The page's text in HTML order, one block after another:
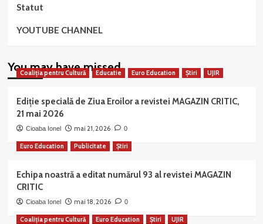
Statut
YOUTUBE CHANNEL
You may have missed
Coaliția pentru Cultură Educatie Euro Education Știri UJIR
Ediție specială de Ziua Eroilor a revistei MAGAZIN CRITIC,
21 mai 2026
Cioaba Ionel mai 21, 2026 0
Euro Education Publicitate Știri
Echipa noastră a editat numărul 93 al revistei MAGAZIN
CRITIC
Cioaba Ionel mai 18, 2026 0
Coaliția pentru Cultură Euro Education Știri UJIR